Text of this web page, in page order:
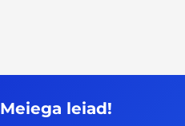
Meiega leiad!